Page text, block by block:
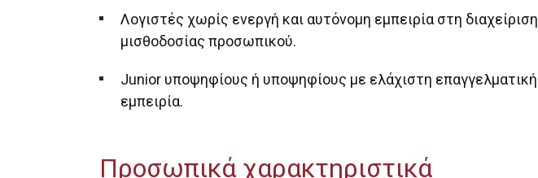
Λογιστές χωρίς ενεργή και αυτόνομη εμπειρία στη διαχείριση
μισθοδοσίας προσωπικού.
Junior υποψηφίους ή υποψηφίους με ελάχιστη επαγγελματική
εμπειρία.
Προσωπικά χαρακτηριστικά